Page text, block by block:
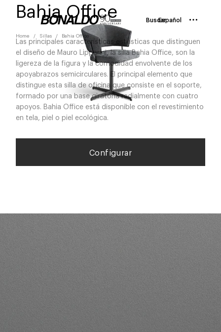
BuscarEspañol
Home Sillas Bahia Office
Bahia Office
Las principales características estílisticas que distinguen
el diseño de Mauro Lipparini, la silla Bahia Office, son la
ligereza de la figura y la comodidad envolvente de los
apoyabrazos semicirculares. El principal elemento que
distingue esta silla de oficina que consiste en el soporte,
formado por una base giratoria radialmente con cuatro
apoyos. Bahia Office está disponible con el revestimiento
en tela, piel o piel ecológica.
Configurar